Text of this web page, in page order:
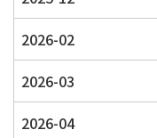
2026-02
2026-03
2026-04